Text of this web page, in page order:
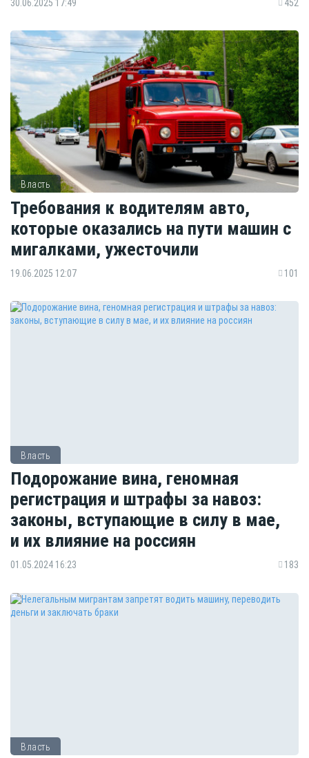
30.06.2025 17:49 452
Власть
Требования к водителям авто,
которые оказались на пути машин с
мигалками, ужесточили
19.06.2025 12:07 101
Власть
Подорожание вина, геномная
регистрация и штрафы за навоз:
законы, вступающие в силу в мае,
и их влияние на россиян
01.05.2024 16:23 183
Власть